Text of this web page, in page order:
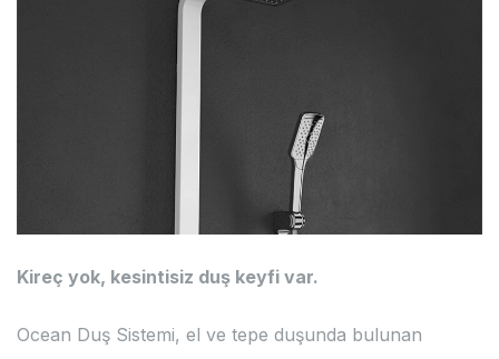
Kireç yok, kesintisiz duş keyfi var.
Ocean Duş Sistemi, el ve tepe duşunda bulunan